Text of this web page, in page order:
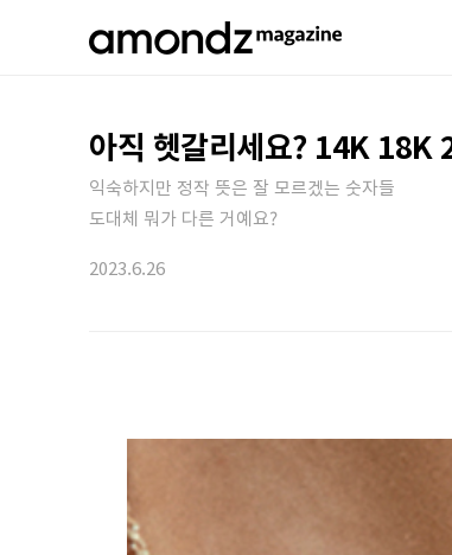
아직 헷갈리세요? 14K 18K
익숙하지만 정작 뜻은 잘 모르겠는 숫자들
도대체 뭐가 다른 거예요? ​
2023.6.26